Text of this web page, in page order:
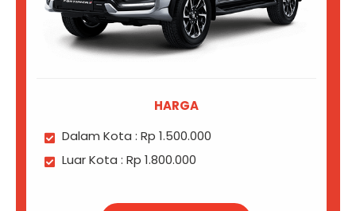
HARGA
Dalam Kota : Rp 1.500.000
Luar Kota : Rp 1.800.000